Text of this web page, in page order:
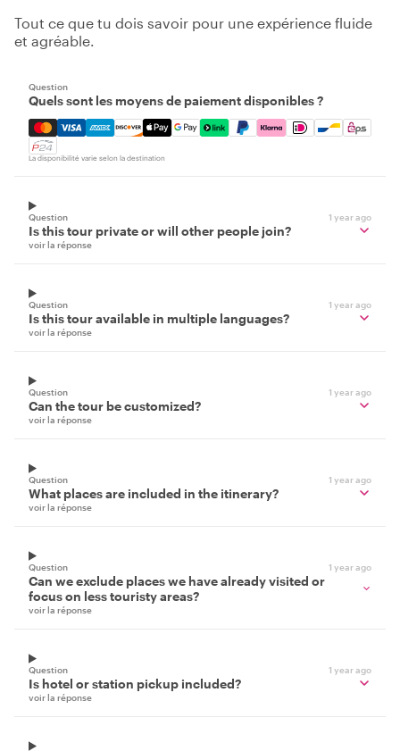
Tout ce que tu dois savoir pour une expérience fluide
et agréable.
Question
Quels sont les moyens de paiement disponibles ?
Mastercard, Visa, Amex, Discover, Apple Pay, Google
La disponibilité varie selon la destination
Question 1 year ago
Is this tour private or will other people join?
voir la réponse
Question 1 year ago
Is this tour available in multiple languages?
voir la réponse
Question 1 year ago
Can the tour be customized?
voir la réponse
Question 1 year ago
What places are included in the itinerary?
voir la réponse
Question 1 year ago
Can we exclude places we have already visited or
focus on less touristy areas?
voir la réponse
Question 1 year ago
Is hotel or station pickup included?
voir la réponse